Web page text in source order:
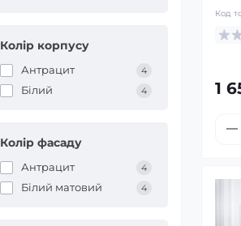
Колір корпусу
Антрацит 4
Білий 4
Колір фасаду
Антрацит 4
Білий матовий 4
Код
1